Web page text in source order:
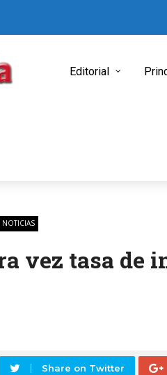
Editorial
NOTICIAS
vez tasa de
Share on Twitter